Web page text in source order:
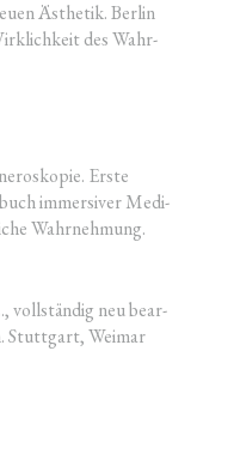
Ästhe­tik. Ber­lin
des Wahr­
Ers­te
immersi­ver Medi­
Wahr­neh­mung.
voll­stän­dig neu bear­
Stutt­gart, Wei­mar